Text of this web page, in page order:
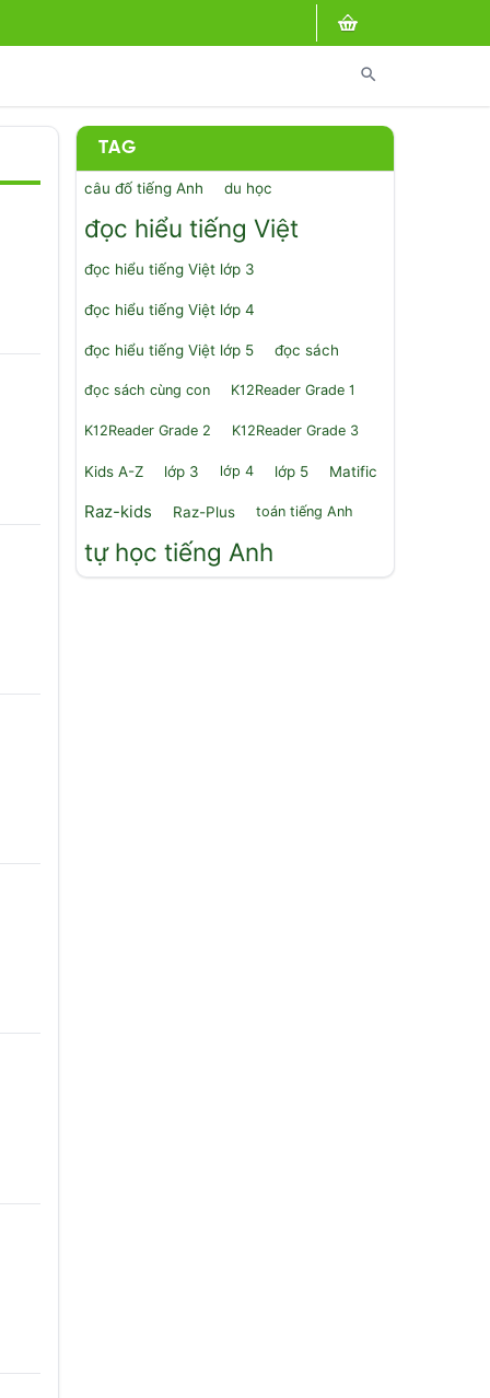
search
TAG
câu đố tiếng Anh du học
đọc hiểu tiếng Việt
đọc hiểu tiếng Việt lớp 3
đọc hiểu tiếng Việt lớp 4
đọc hiểu tiếng Việt lớp 5 đọc sách
đọc sách cùng con K12Reader Grade 1
K12Reader Grade 2 K12Reader Grade 3
Kids A-Z lớp 3 lớp 4 lớp 5 Matific
Raz-kids Raz-Plus toán tiếng Anh
tự học tiếng Anh